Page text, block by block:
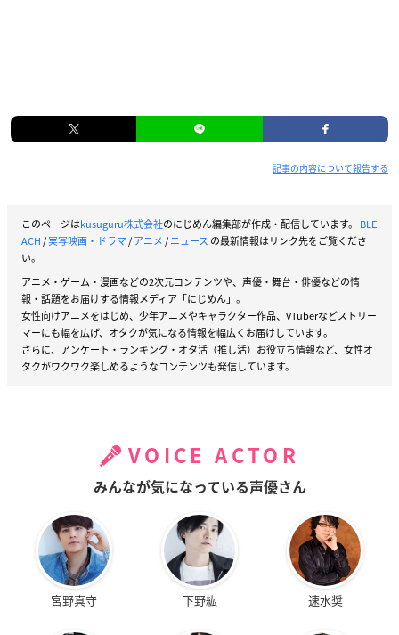
記事の内容について報告する
このページはkusuguru株式会社のにじめん編集部が作成・配信しています。 BLE
ACH/実写映画・ドラマ/アニメ/ニュース の最新情報はリンク先をご覧くださ
い。
アニメ・ゲーム・漫画などの2次元コンテンツや、声優・舞台・俳優などの情
報・話題をお届けする情報メディア「にじめん」。
女性向けアニメをはじめ、少年アニメやキャラクター作品、VTuberなどストリー
マーにも幅を広げ、オタクが気になる情報を幅広くお届けしています。
さらに、アンケート・ランキング・オタ活（推し活）お役立ち情報など、女性オ
タクがワクワク楽しめるようなコンテンツも発信しています。
VOICE ACTOR
みんなが気になっている声優さん
宮野真守 下野紘 速水奨